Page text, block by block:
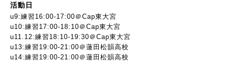
活動日
u9:練習16:00-17:00＠Cap東大宮
u10:練習17:00-18:10＠Cap東大宮
u11.12:練習18:10-19:30＠Cap東大宮
u13:練習19:00-21:00＠蓮田松韻高校
u14:練習19:00-21:00＠蓮田松韻高校